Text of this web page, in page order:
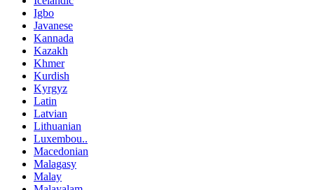
Igbo
Javanese
Kannada
Kazakh
Khmer
Kurdish
Kyrgyz
Latin
Latvian
Lithuanian
Luxembou..
Macedonian
Malagasy
Malay